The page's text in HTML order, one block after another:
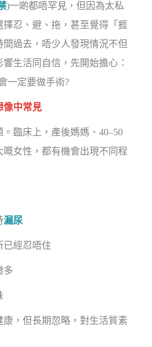
)一啲都唔罕見，但因為太私
忍、避、拖，甚至覺得「捱
過去，唔少人發現情況不但
生活同自信，先開始擔心：
一定要做手術?
像中常見
臨床上，產後媽媽、40–50
女性，都有機會出現不同程
漏尿
已經忍唔住
多
康，但長期忽略，對生活質素